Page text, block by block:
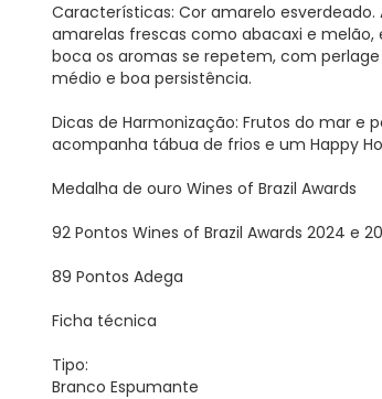
Características: Cor amarelo esverdeado.
amarelas frescas como abacaxi e melão,
boca os aromas se repetem, com
médio e boa persistência.
Dicas de Harmonização: Frutos do mar e
acompanha tábua de frios e um Happy
Medalha de ouro Wines of Brazil Awards
92 Pontos Wines of Brazil Awards 2024 e
89 Pontos Adega
Ficha técnica
Tipo:
Branco Espumante